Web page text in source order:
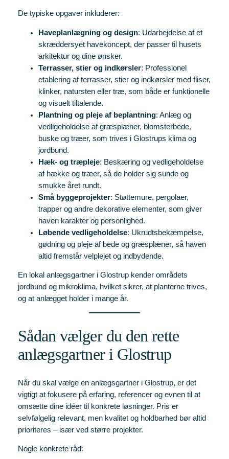
De typiske opgaver inkluderer:
Haveplanlægning og design: Udarbejdelse af et
skræddersyet havekoncept, der passer til husets
arkitektur og dine ønsker.
Terrasser, stier og indkørsler: Professionel
etablering af terrasser, stier og indkørsler med fliser,
klinker, natursten eller træ, som både er funktionelle
og visuelt tiltalende.
Plantning og pleje af beplantning: Anlæg og
vedligeholdelse af græsplæner, blomsterbede,
buske og træer, som trives i Glostrups klima og
jordbund.
Hæk- og træpleje: Beskæring og vedligeholdelse
af hække og træer, så de holder sig sunde og
smukke året rundt.
Små byggeprojekter: Støttemure, pergolaer,
trapper og andre dekorative elementer, som giver
haven karakter og personlighed.
Løbende vedligeholdelse: Ukrudtsbekæmpelse,
gødning og pleje af bede og græsplæner, så haven
altid fremstår velplejet og indbydende.
En lokal anlægsgartner i Glostrup kender områdets
jordbund og mikroklima, hvilket sikrer, at planterne trives,
og at anlægget holder i mange år.
Sådan vælger du den rette
anlægsgartner i Glostrup
Når du skal vælge en anlægsgartner i Glostrup, er det
vigtigt at fokusere på erfaring, referencer og evnen til at
omsætte dine idéer til konkrete løsninger. Pris er
selvfølgelig relevant, men kvalitet og holdbarhed bør altid
prioriteres – især ved større projekter.
Nogle konkrete råd: